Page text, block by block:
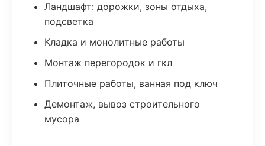
Ландшафт: дорожки, зоны отдыха,
подсветка
Кладка и монолитные работы
Монтаж перегородок и гкл
Плиточные работы, ванная под ключ
Демонтаж, вывоз строительного
мусора